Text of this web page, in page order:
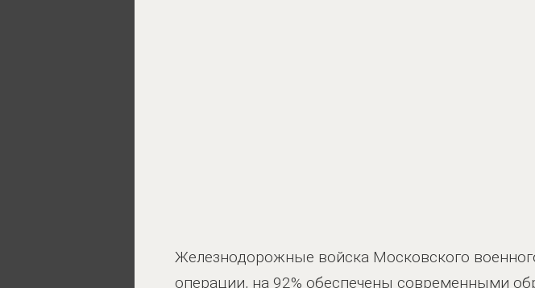
Железнодорожные войска Московского
операции, на 92% обеспечены современными